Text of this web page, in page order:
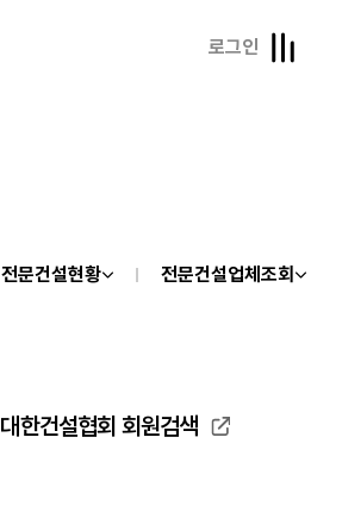
로그인
전문건설현황 전문건설업체조회
대한건설협회 회원검색